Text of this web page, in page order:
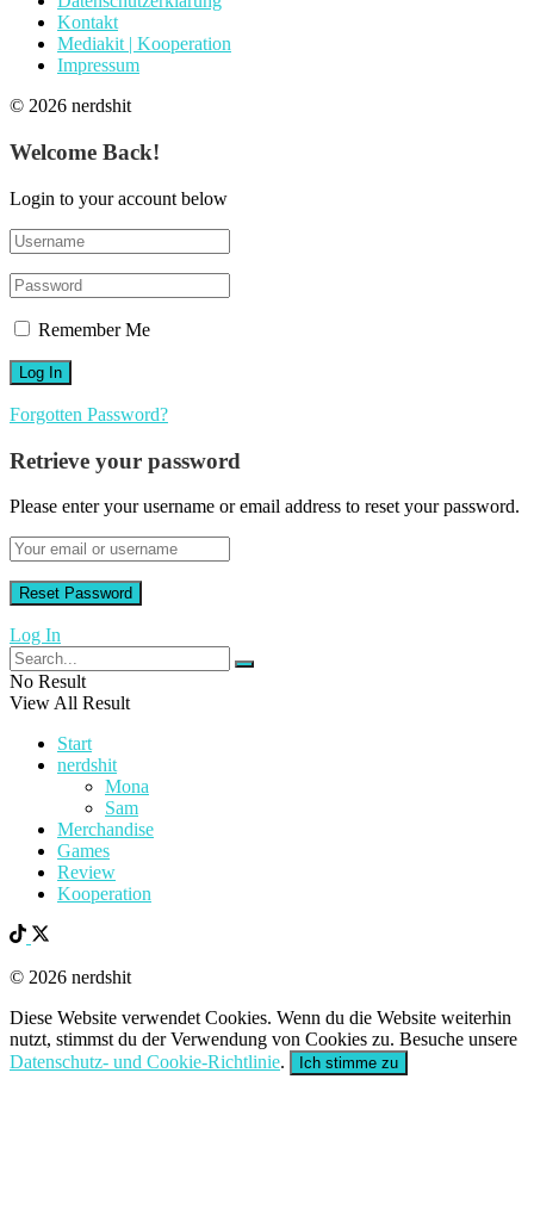
Kontakt
Mediakit | Kooperation
Impressum
© 2026 nerdshit
Welcome Back!
Login to your account below
Remember Me
Forgotten Password?
Retrieve your password
Please enter your username or email address to reset your password.
Log In
No Result
View All Result
Start
nerdshit
Mona
Sam
Merchandise
Games
Review
Kooperation
© 2026 nerdshit
Diese Website verwendet Cookies. Wenn du die Website weiterhin
nutzt, stimmst du der Verwendung von Cookies zu. Besuche unsere
Datenschutz- und Cookie-Richtlinie. Ich stimme zu